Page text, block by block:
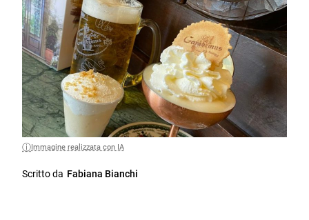
Immagine realizzata con IA
Scritto da Fabiana Bianchi